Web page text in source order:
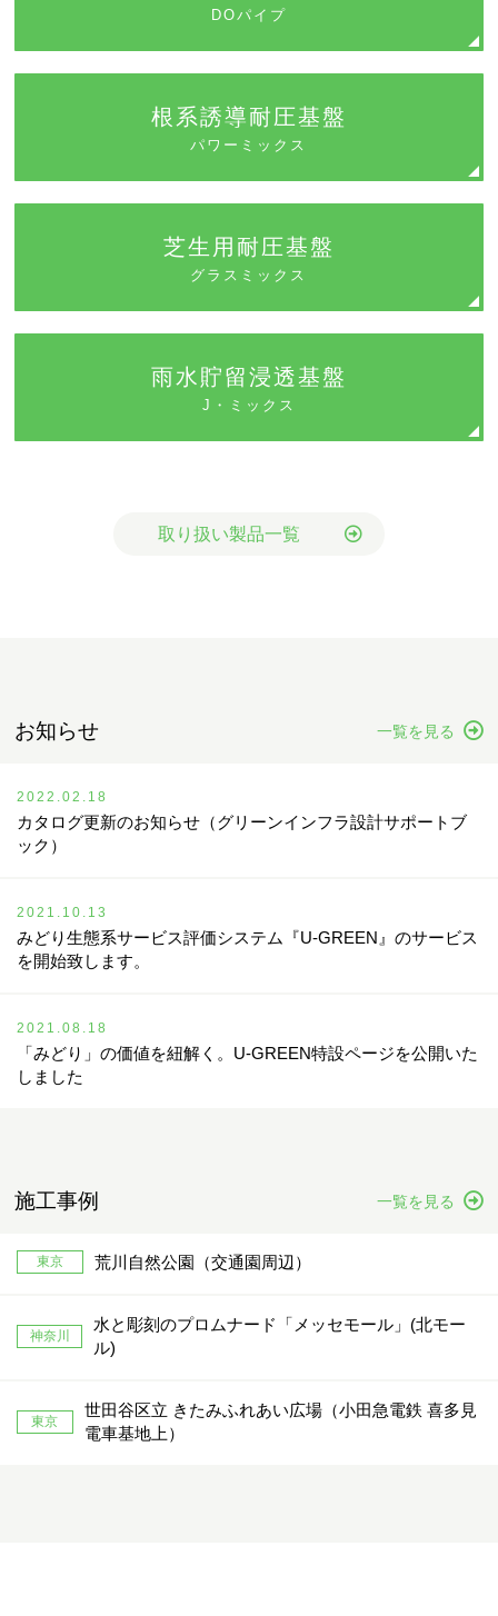
DOパイプ
根系誘導耐圧基盤
パワーミックス
芝生用耐圧基盤
グラスミックス
雨水貯留浸透基盤
J・ミックス
取り扱い製品一覧
お知らせ 一覧を見る
2022.02.18
カタログ更新のお知らせ（グリーンインフラ設計サポートブ
ック）
2021.10.13
みどり生態系サービス評価システム『U-GREEN』のサービス
を開始致します。
2021.08.18
「みどり」の価値を紐解く。U-GREEN特設ページを公開いた
しました
施工事例 一覧を見る
東京 荒川自然公園（交通園周辺）
神奈川
水と彫刻のプロムナード「メッセモール」(北モー
ル)
東京
世田谷区立 きたみふれあい広場（小田急電鉄 喜多見
電車基地上）